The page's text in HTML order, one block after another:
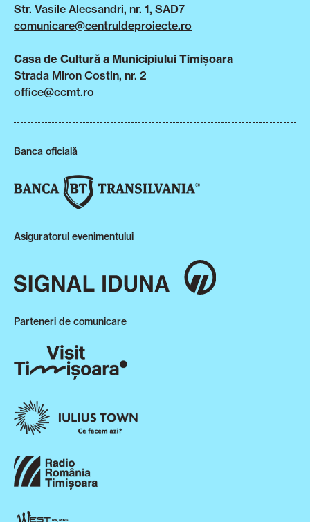
Str. Vasile Alecsandri, nr. 1, SAD7
comunicare@centruldeproiecte.ro
Casa de Cultură a Municipiului Timișoara
Strada Miron Costin, nr. 2
office@ccmt.ro
Banca oficială
Asiguratorul evenimentului
Parteneri de comunicare